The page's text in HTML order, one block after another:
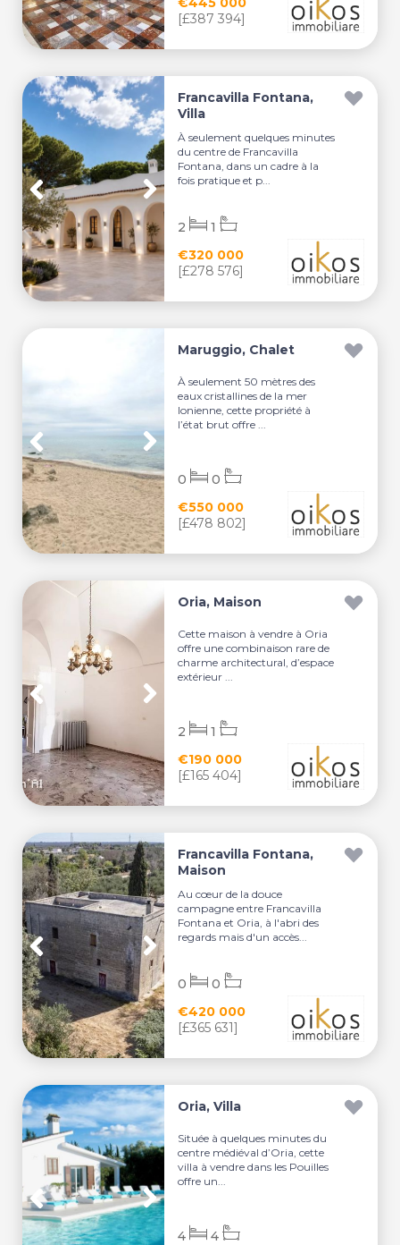
[£387 394]
Francavilla Fontana,
Villa
À seulement quelques minutes
du centre de Francavilla
Fontana, dans un cadre à la
fois pratique et p...
€320 000
[£278 576]
2 1
Maruggio, Chalet
À seulement 50 mètres des
eaux cristallines de la mer
Ionienne, cette propriété à
l’état brut offre ...
€550 000
[£478 802]
0 0
Oria, Maison
Cette maison à vendre à Oria
offre une combinaison rare de
charme architectural, d’espace
extérieur ...
€190 000
[£165 404]
2 1
Francavilla Fontana,
Maison
Au cœur de la douce
campagne entre Francavilla
Fontana et Oria, à l'abri des
regards mais d'un accès...
€420 000
[£365 631]
0 0
Oria, Villa
Située à quelques minutes du
centre médiéval d’Oria, cette
villa à vendre dans les Pouilles
offre un...
4 4